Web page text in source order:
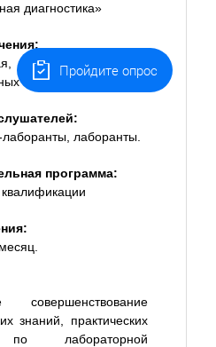
диагностика»
с применением
технологий.
лаборанты.
программа:
совершенствование
знаний, практических
по лабораторной
Пройдите опрос